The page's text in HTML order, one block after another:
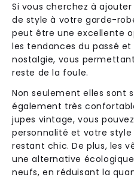
Si vous cherchez à
de style à votre garde-
peut être une excellente
les tendances du passé
nostalgie, vous
reste de la foule.
Non seulement elles sont
également très
jupes vintage, vous
personnalité et votre
restant chic. De plus, les
une alternative
neufs, en réduisant la